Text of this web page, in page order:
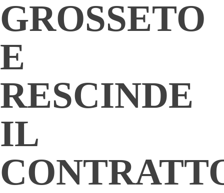
GROSSETO
E
RESCINDE
IL